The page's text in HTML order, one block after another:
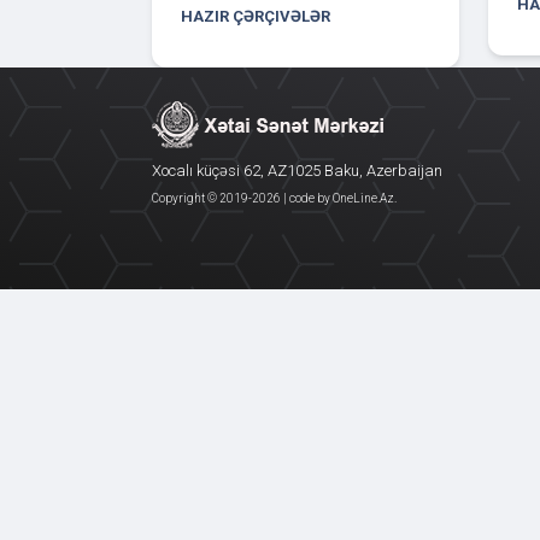
HAZIR ÇƏRÇIVƏLƏR
Xocalı küçəsi 62, AZ1025 Baku, Azerbaijan
Copyright © 2019-2026 | code byOneLine.Az